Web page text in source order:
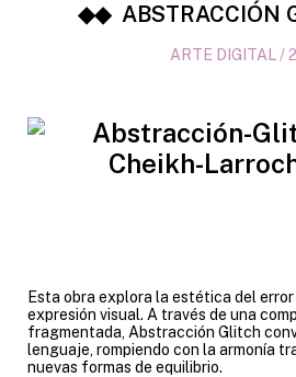
ABSTRACCIÓN
ARTE DIGITAL /
Esta obra explora la estética del
expresión visual. A través de una
fragmentada, Abstracción Glitch
lenguaje, rompiendo con la armonía
nuevas formas de equilibrio.